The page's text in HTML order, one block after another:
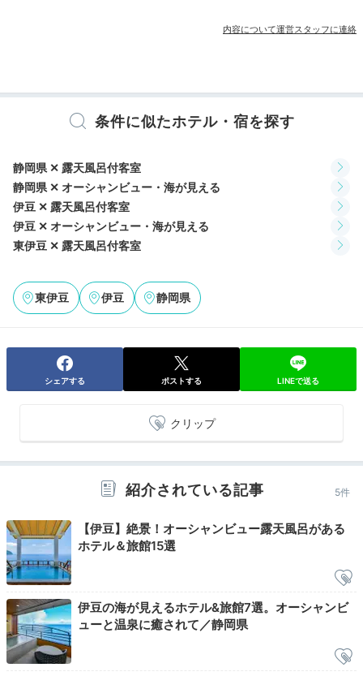
Breakfast
08:00
朝食も「部屋食」で。
ねこぐるめlolさんの投稿
朝食は、漬け・塩焼き・煮付けで味わえる金目鯛と、ア
ジの干物、名物の金目鯛の茶漬けにおかずが付いた献
立。一般客室なら朝食も「部屋食」なので、移動がなく
楽ちんです。
タオル バスタオル ドライヤー お茶セット 電気ポット 加湿器
※設備・アメニティは、確認が取れている情報を表示しています。
内容について運営スタッフに連絡
条件に似たホテル・宿を探す
静岡県 ✕ 露天風呂付客室
静岡県 ✕ オーシャンビュー・海が見える
伊豆 ✕ 露天風呂付客室
伊豆 ✕ オーシャンビュー・海が見える
東伊豆 ✕ 露天風呂付客室
東伊豆 伊豆 静岡県
シェアする ポストする LINEで送る
クリップ
紹介されている記事 5件
【伊豆】絶景！オーシャンビュー露天風呂がある
ホテル＆旅館15選
伊豆の海が見えるホテル&旅館7選。オーシャンビ
ューと温泉に癒されて／静岡県